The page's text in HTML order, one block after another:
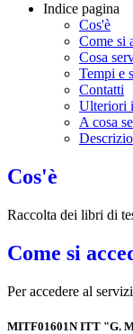
Indice pagina
Cos'è
Come si
Cosa
Tempi e
Contatti
Ulteriori
A cosa
Cos'è
Raccolta dei libri di
Come si
Per accedere al
MITF01601N ITT "G.